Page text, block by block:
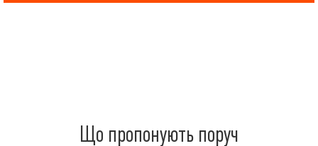
Що пропонують поруч